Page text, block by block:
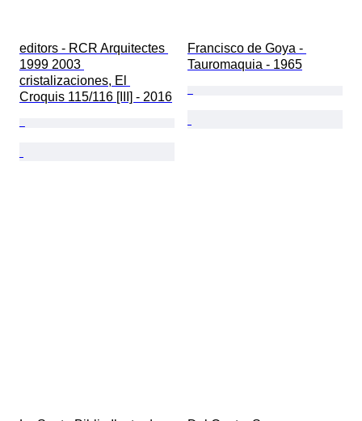
editors - RCR Arquitectes
1999 2003
cristalizaciones, El
Croquis 115/116 [III] - 2016
Francisco de Goya -
Tauromaquia - 1965